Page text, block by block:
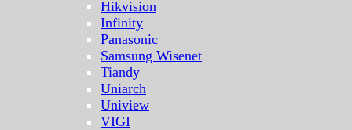
Hikvision
Infinity
Panasonic
Samsung Wisenet
Tiandy
Uniarch
Uniview
VIGI